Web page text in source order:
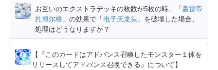
お互いのエクストラデッキの枚数が5枚の時、「轰雷帝
扎博尔格 」の効果で「电子天龙头 」を破壊した場合、
処理はどうなりますか？
【『このカードはアドバンス召喚したモンスター１体を
リリースしてアドバンス召喚できる』について】